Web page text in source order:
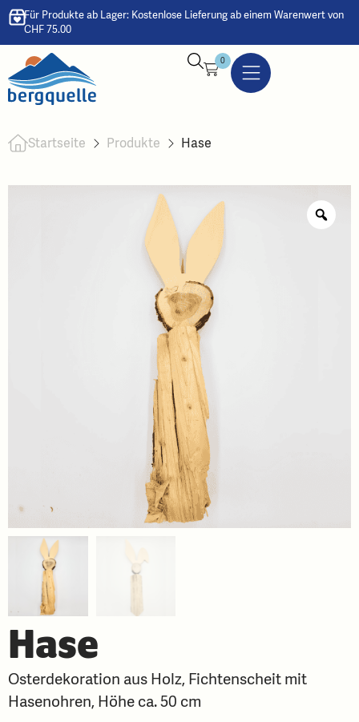
Für Produkte ab Lager: Kostenlose Lieferung ab einem Warenwert von
CHF 75.00
0
Startseite Produkte Hase
Hase
Osterdekoration aus Holz, Fichtenscheit mit
Hasenohren, Höhe ca. 50 cm